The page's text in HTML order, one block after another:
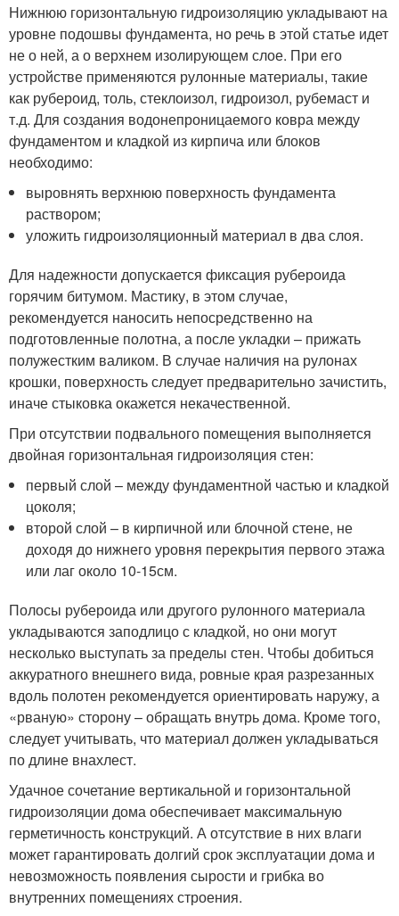
Нижнюю горизонтальную гидроизоляцию укладывают на
уровне подошвы фундамента, но речь в этой статье идет
не о ней, а о верхнем изолирующем слое. При его
устройстве применяются рулонные материалы, такие
как рубероид, толь, стеклоизол, гидроизол, рубемаст и
т.д. Для создания водонепроницаемого ковра между
фундаментом и кладкой из кирпича или блоков
необходимо:
выровнять верхнюю поверхность фундамента
раствором;
уложить гидроизоляционный материал в два слоя.
Для надежности допускается фиксация рубероида
горячим битумом. Мастику, в этом случае,
рекомендуется наносить непосредственно на
подготовленные полотна, а после укладки – прижать
полужестким валиком. В случае наличия на рулонах
крошки, поверхность следует предварительно зачистить,
иначе стыковка окажется некачественной.
При отсутствии подвального помещения выполняется
двойная горизонтальная гидроизоляция стен:
первый слой – между фундаментной частью и кладкой
цоколя;
второй слой – в кирпичной или блочной стене, не
доходя до нижнего уровня перекрытия первого этажа
или лаг около 10-15см.
Полосы рубероида или другого рулонного материала
укладываются заподлицо с кладкой, но они могут
несколько выступать за пределы стен. Чтобы добиться
аккуратного внешнего вида, ровные края разрезанных
вдоль полотен рекомендуется ориентировать наружу, а
«рваную» сторону – обращать внутрь дома. Кроме того,
следует учитывать, что материал должен укладываться
по длине внахлест.
Удачное сочетание вертикальной и горизонтальной
гидроизоляции дома обеспечивает максимальную
герметичность конструкций. А отсутствие в них влаги
может гарантировать долгий срок эксплуатации дома и
невозможность появления сырости и грибка во
внутренних помещениях строения.